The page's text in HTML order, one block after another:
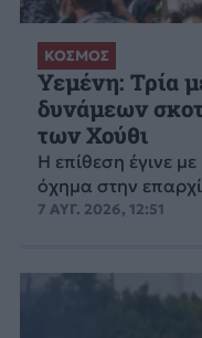
ΚΟΣΜΟΣ
Υεμένη: Τρία
δυνάμεων
των Χούθι
Η επίθεση έγινε
όχημα στην
7 ΑΥΓ. 2026, 12:51